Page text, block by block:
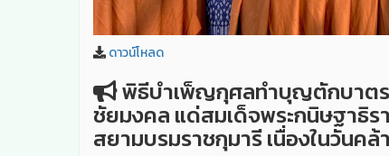
ดาวน์โหลด
พิธีบำเพ็ญกุศลทำบุญตักบาตร
ชัยมงคล แด่สมเด็จพระกนิษฐาธิร
สยามบรมราชกุมารี เนื่องในวันค